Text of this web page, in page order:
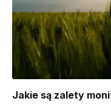
Jakie są zalety